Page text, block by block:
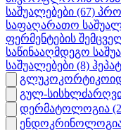
საშუალებები (67)
საფაღარათო
ფერმენტების
საწინააღმდეგო
საშუალებები (8)
გულ-
დერმატოლოგია